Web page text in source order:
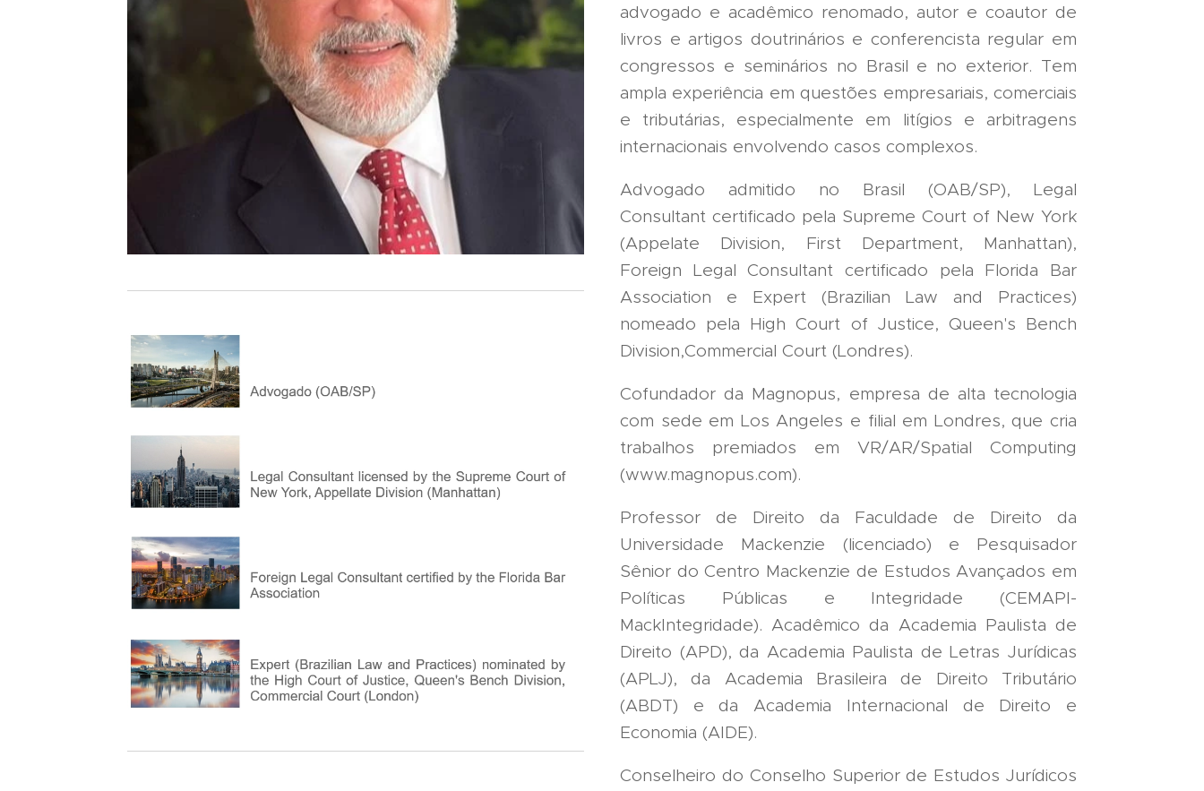
advogado e acadêmico renomado, autor e coautor de
livros e artigos doutrinários e conferencista regular em
congressos e seminários no Brasil e no exterior. Tem
ampla experiência em questões empresariais, comerciais
e tributárias, especialmente em litígios e arbitragens
internacionais envolvendo casos complexos.
Advogado admitido no Brasil (OAB/SP), Legal
Consultant certificado pela Supreme Court of New York
(Appelate Division, First Department, Manhattan),
Foreign Legal Consultant certificado pela Florida Bar
Association e Expert (Brazilian Law and Practices)
nomeado pela High Court of Justice, Queen's Bench
Division,Commercial Court (Londres).
Cofundador da Magnopus, empresa de alta tecnologia
com sede em Los Angeles e filial em Londres, que cria
trabalhos premiados em VR/AR/Spatial Computing
(www.magnopus.com).
Professor de Direito da Faculdade de Direito da
Universidade Mackenzie (licenciado) e Pesquisador
Sênior do Centro Mackenzie de Estudos Avançados em
Políticas Públicas e Integridade (CEMAPI-
MackIntegridade). Acadêmico da Academia Paulista de
Direito (APD), da Academia Paulista de Letras Jurídicas
(APLJ), da Academia Brasileira de Direito Tributário
(ABDT) e da Academia Internacional de Direito e
Economia (AIDE).
Conselheiro do Conselho Superior de Estudos Jurídicos